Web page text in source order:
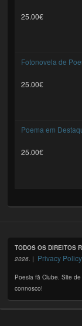
25.00€
Fotonovela de
25.00€
Poema em
25.00€
TODOS OS DIREITOS
2026. | Privacy Policy
Poesia fã Clube. Site
connosco!